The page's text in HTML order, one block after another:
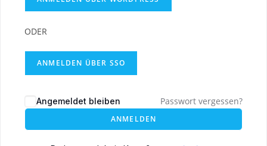
ODER
ANMELDEN ÜBER SSO
Angemeldet bleiben Passwort vergessen?
ANMELDEN